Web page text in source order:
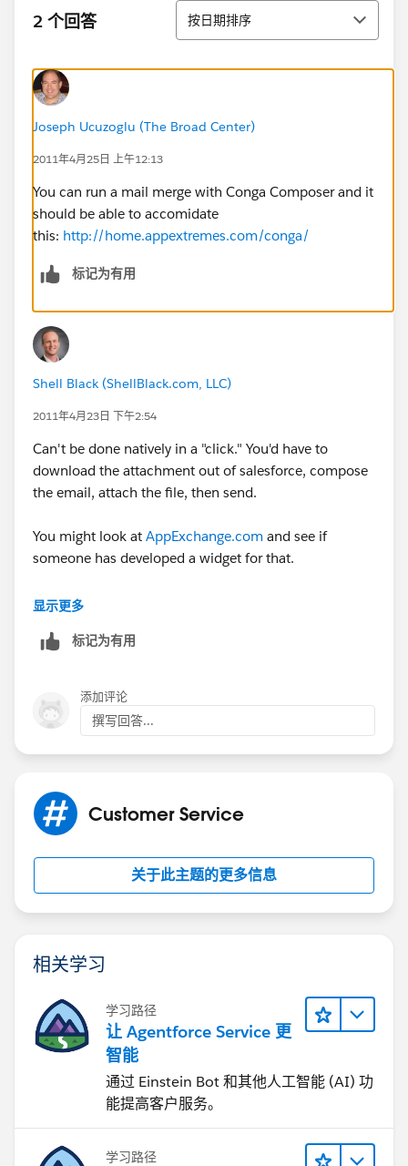
2 个回答 排序
按日期排序
Joseph Ucuzoglu (The Broad Center)
2011年4月25日 上午12:13
You can run a mail merge with Conga Composer and it
should be able to accomidate
this: http://home.appextremes.com/conga/
标记为有用
Shell Black (ShellBlack.com, LLC)
2011年4月23日 下午2:54
Can't be done natively in a "click." You'd have to
download the attachment out of salesforce, compose
the email, attach the file, then send.
You might look at AppExchange.com and see if
someone has developed a widget for that.
I hope that helps!
http://www.shellblack.com/salesforce/
显示更多
标记为有用
添加评论
撰写回答...
Customer Service
关于此主题的更多信息
相关学习
学习路径
让 Agentforce Service 更
智能
通过 Einstein Bot 和其他人工智能 (AI) 功
能提高客户服务。
学习路径